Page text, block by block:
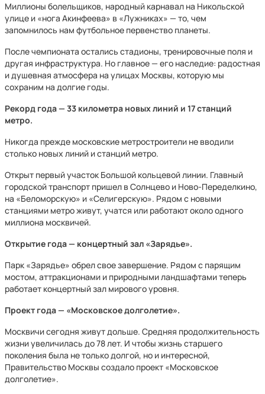
Миллионы болельщиков, народный карнавал на Никольской
улице и «нога Акинфеева» в «Лужниках» — то, чем
запомнилось нам футбольное первенство планеты.
После чемпионата остались стадионы, тренировочные поля и
другая инфраструктура. Но главное — его наследие: радостная
и душевная атмосфера на улицах Москвы, которую мы
сохраним на долгие годы.
Рекорд года — 33 километра новых линий и 17 станций
метро.
Никогда прежде московские метростроители не вводили
столько новых линий и станций метро.
Открыт первый участок Большой кольцевой линии. Главный
городской транспорт пришел в Солнцево и Ново-Переделкино,
на «Беломорскую» и «Селигерскую». Рядом с новыми
станциями метро живут, учатся или работают около одного
миллиона москвичей.
Открытие года — концертный зал «Зарядье».
Парк «Зарядье» обрел свое завершение. Рядом с парящим
мостом, аттракционами и природными ландшафтами теперь
работает концертный зал мирового уровня.
Проект года — «Московское долголетие».
Москвичи сегодня живут дольше. Средняя продолжительность
жизни увеличилась до 78 лет. И чтобы жизнь старшего
поколения была не только долгой, но и интересной,
Правительство Москвы создало проект «Московское
долголетие».